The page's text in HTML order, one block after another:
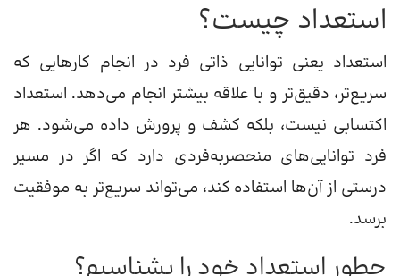
استعداد چیست؟
استعداد یعنی توانایی ذاتی فرد در انجام کارهایی که
سریع‌تر، دقیق‌تر و با علاقه بیشتر انجام می‌دهد. استعداد
اکتسابی نیست، بلکه کشف و پرورش داده می‌شود. هر
فرد توانایی‌های منحصربه‌فردی دارد که اگر در مسیر
درستی از آن‌ها استفاده کند، می‌تواند سریع‌تر به موفقیت
برسد.
چطور استعداد خود را بشناسیم؟